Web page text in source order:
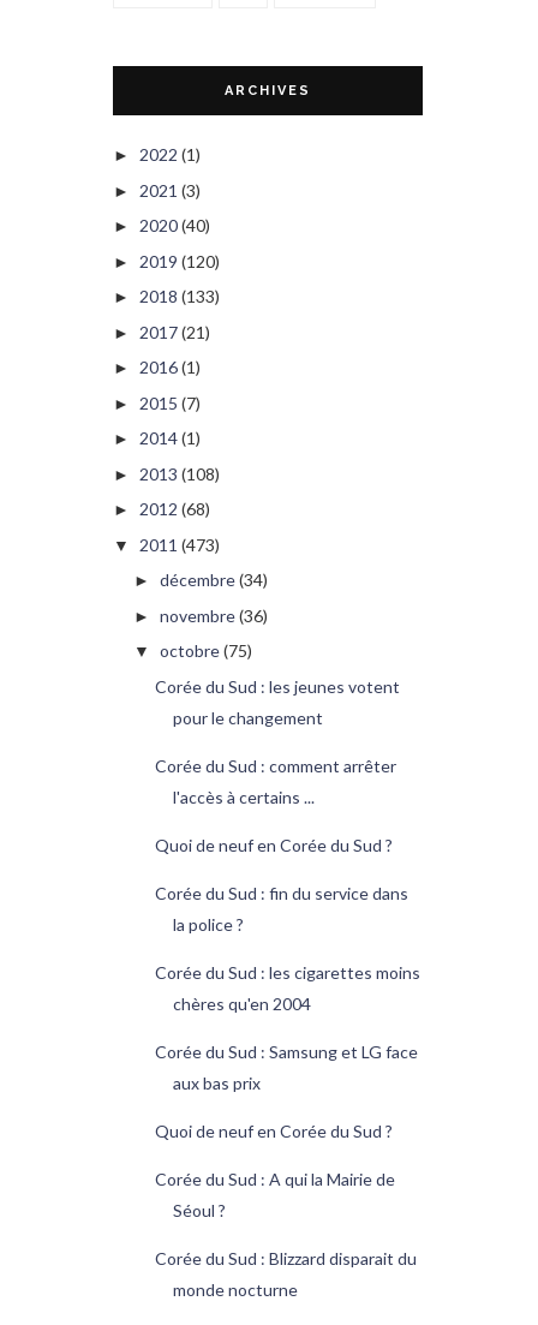
ARCHIVES
► 2022 (1)
► 2021 (3)
► 2020(40)
► 2019 (120)
► 2018 (133)
► 2017(21)
► 2016(1)
► 2015 (7)
► 2014(1)
► 2013 (108)
► 2012 (68)
▼ 2011 (473)
► décembre(34)
► novembre(36)
▼ octobre(75)
Corée du Sud : les jeunes votent
pour le changement
Corée du Sud : comment arrêter
l'accès à certains ...
Quoi de neuf en Corée du Sud ?
Corée du Sud : fin du service dans
la police ?
Corée du Sud : les cigarettes moins
chères qu'en 2004
Corée du Sud : Samsung et LG face
aux bas prix
Quoi de neuf en Corée du Sud ?
Corée du Sud : A qui la Mairie de
Séoul ?
Corée du Sud : Blizzard disparait du
monde nocturne